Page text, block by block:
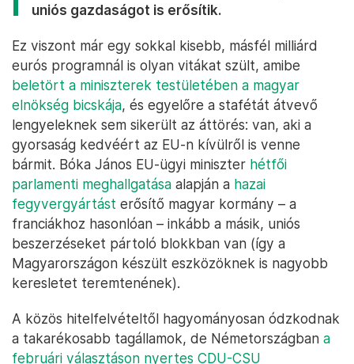
uniós gazdaságot is erősítik.
Ez viszont már egy sokkal kisebb, másfél milliárd
eurós programnál is olyan vitákat szült, amibe
beletört a miniszterek testületében a magyar
elnökség bicskája, és egyelőre a stafétát átvevő
lengyeleknek sem sikerült az áttörés: van, aki a
gyorsaság kedvéért az EU-n kívülről is venne
bármit. Bóka János EU-ügyi miniszter hétfői
parlamenti meghallgatása alapján a hazai
fegyvergyártást erősítő magyar kormány – a
franciákhoz hasonlóan – inkább a másik, uniós
beszerzéseket pártoló blokkban van (így a
Magyarországon készült eszközöknek is nagyobb
keresletet teremtenének).
A közös hitelfelvételtől hagyományosan ódzkodnak
a takarékosabb tagállamok, de Németországban a
februári választáson nyertes CDU-CSU